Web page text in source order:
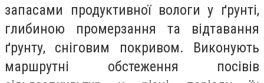
запасами продуктивної вологи у ґрунті,
глибиною промерзання та відтавання
ґрунту, сніговим покривом. Виконують
маршрутні обстеження посівів